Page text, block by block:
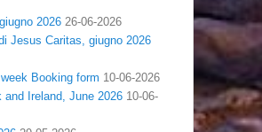
2026 26-06-2026
Jesus Caritas, giugno 2026
Booking form 10-06-2026
Ireland, June 2026 10-06-